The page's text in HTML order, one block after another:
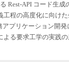
Rest-API コード生成
工程の高度化に向け
アプリケーション開
よる要求工学の実践の